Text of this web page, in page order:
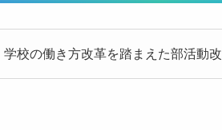
学校の働き方改革を踏まえた部活動